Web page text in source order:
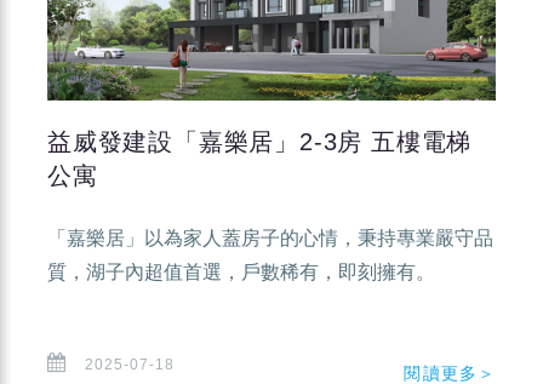
益威發建設「嘉樂居」2-3房 五樓電梯
公寓
「嘉樂居」以為家人蓋房子的心情，秉持專業嚴守品
質，湖子內超值首選，戶數稀有，即刻擁有。
2025-07-18 閱讀更多＞